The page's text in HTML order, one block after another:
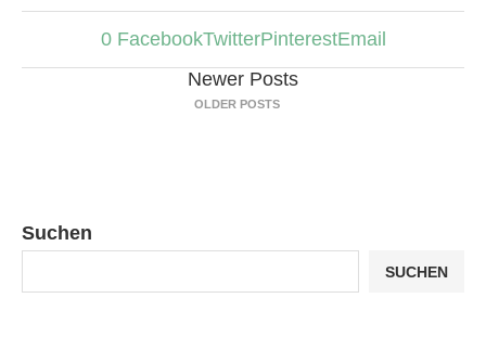
0 FacebookTwitterPinterestEmail
Newer Posts
OLDER POSTS
Suchen
SUCHEN